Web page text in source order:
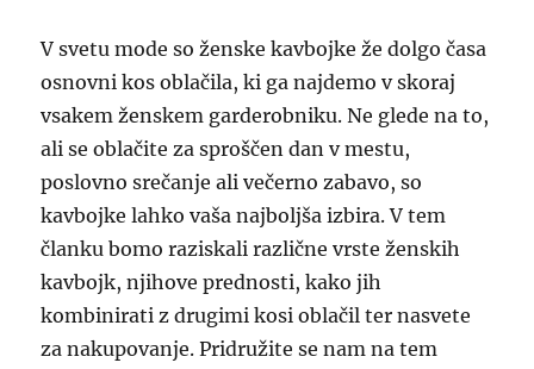
V svetu mode so ženske kavbojke že dolgo časa
osnovni kos oblačila, ki ga najdemo v skoraj
vsakem ženskem garderobniku. Ne glede na to,
ali se oblačite za sproščen dan v mestu,
poslovno srečanje ali večerno zabavo, so
kavbojke lahko vaša najboljša izbira. V tem
članku bomo raziskali različne vrste ženskih
kavbojk, njihove prednosti, kako jih
kombinirati z drugimi kosi oblačil ter nasvete
za nakupovanje. Pridružite se nam na tem